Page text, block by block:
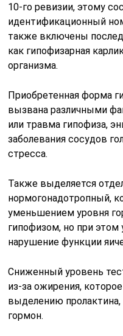
10-го ревизии, этому
идентификационный
также включены
как гипофизарная
организма.
Приобретенная форма
вызвана различными
или травма гипофиза,
заболевания сосудов
стресса.
Также выделяется
нормогонадотропный,
уменьшением уровня
гипофизом, но при этом
нарушение функции
Сниженный уровень
из-за ожирения,
выделению
гормон.